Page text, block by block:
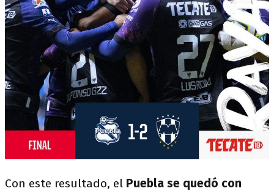
Con este resultado, el Puebla se quedó con